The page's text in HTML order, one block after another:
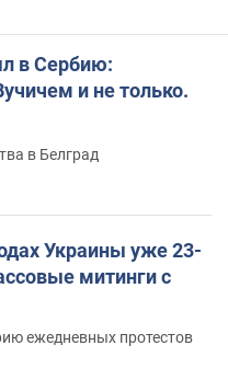
в Сербию:
и не только.
в Белград
Украины уже 23-
митинги с
ежедневных протестов